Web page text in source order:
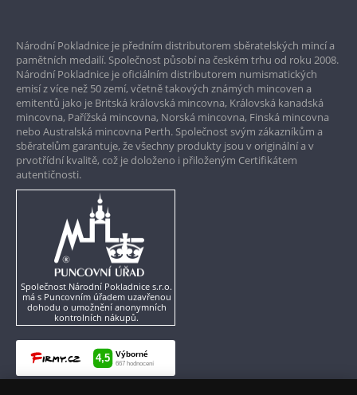
Garance nejvyšší kvality
Pouze originální produkty
Národní Pokladnice je předním distributorem sběratelských mincí a
pamětních medailí. Společnost působí na českém trhu od roku 2008.
Národní Pokladnice je oficiálním distributorem numismatických
emisí z více než 50 zemí, včetně takových známých mincoven a
emitentů jako je Britská královská mincovna, Královská kanadská
mincovna, Pařížská mincovna, Norská mincovna, Finská mincovna
nebo Australská mincovna Perth. Společnost svým zákazníkům a
sběratelům garantuje, že všechny produkty jsou v originální a v
prvotřídní kvalitě, což je doloženo i přiloženým Certifikátem
autentičnosti.
Společnost Národní Pokladnice s.r.o.
má s Puncovním úřadem uzavřenou
dohodu o umožnění anonymních
kontrolních nákupů.